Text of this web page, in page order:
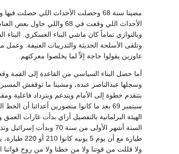
مضينا سنة 68 وحصلت الأحداث اللي
وتلقى الأسلحة الحديثة والتدريبات العنيفة.
عاوزين يقولوا حاجة إلاّ لما يخلصوا معركتهم.
أما حصل البناء السياسي من القاعدة إلى القمة
ولا قللت من قوتنا ولا من خطنا ولا من روح قواتنا